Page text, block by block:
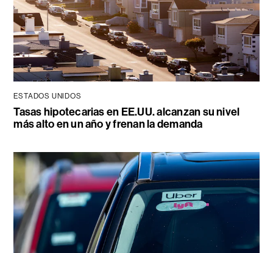
ESTADOS UNIDOS
Tasas hipotecarias en EE.UU. alcanzan su nivel
más alto en un año y frenan la demanda